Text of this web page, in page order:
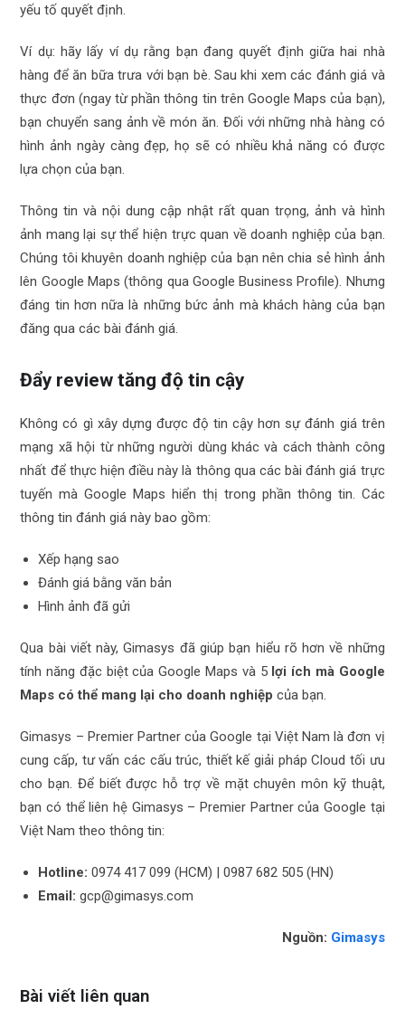
yếu tố quyết định.
Ví dụ: hãy lấy ví dụ rằng bạn đang quyết định giữa hai nhà
hàng để ăn bữa trưa với bạn bè. Sau khi xem các đánh giá và
thực đơn (ngay từ phần thông tin trên Google Maps của bạn),
bạn chuyển sang ảnh về món ăn. Đối với những nhà hàng có
hình ảnh ngày càng đẹp, họ sẽ có nhiều khả năng có được
lựa chọn của bạn.
Thông tin và nội dung cập nhật rất quan trọng, ảnh và hình
ảnh mang lại sự thể hiện trực quan về doanh nghiệp của bạn.
Chúng tôi khuyên doanh nghiệp của bạn nên chia sẻ hình ảnh
lên Google Maps (thông qua Google Business Profile). Nhưng
đáng tin hơn nữa là những bức ảnh mà khách hàng của bạn
đăng qua các bài đánh giá.
Đẩy review tăng độ tin cậy
Không có gì xây dựng được độ tin cậy hơn sự đánh giá trên
mạng xã hội từ những người dùng khác và cách thành công
nhất để thực hiện điều này là thông qua các bài đánh giá trực
tuyến mà Google Maps hiển thị trong phần thông tin. Các
thông tin đánh giá này bao gồm:
Xếp hạng sao
Đánh giá bằng văn bản
Hình ảnh đã gửi
Qua bài viết này, Gimasys đã giúp bạn hiểu rõ hơn về những
tính năng đặc biệt của Google Maps và 5 lợi ích mà Google
Maps có thể mang lại cho doanh nghiệp của bạn.
Gimasys – Premier Partner của Google tại Việt Nam là đơn vị
cung cấp, tư vấn các cấu trúc, thiết kế giải pháp Cloud tối ưu
cho bạn. Để biết được hỗ trợ về mặt chuyên môn kỹ thuật,
bạn có thể liên hệ Gimasys – Premier Partner của Google tại
Việt Nam theo thông tin:
Hotline:0974 417 099 (HCM) | 0987 682 505 (HN)
Email:gcp@gimasys.com
Nguồn: Gimasys
Bài viết liên quan